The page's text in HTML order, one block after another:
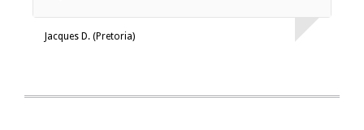
Jacques D. (Pretoria)